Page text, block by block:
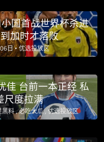
国首战世界杯杀进
加时才落败
日 •优选投放区
佳 台前一本正经 私
尺度拉满
黑料 , 必吃大瓜 , 优选投放区